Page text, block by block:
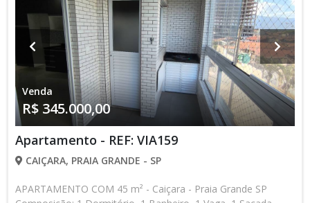
Venda
R$ 345.000,00
Apartamento - REF: VIA159
CAIÇARA, PRAIA GRANDE - SP
APARTAMENTO COM 45 m² - Caiçara - Praia Grande SP